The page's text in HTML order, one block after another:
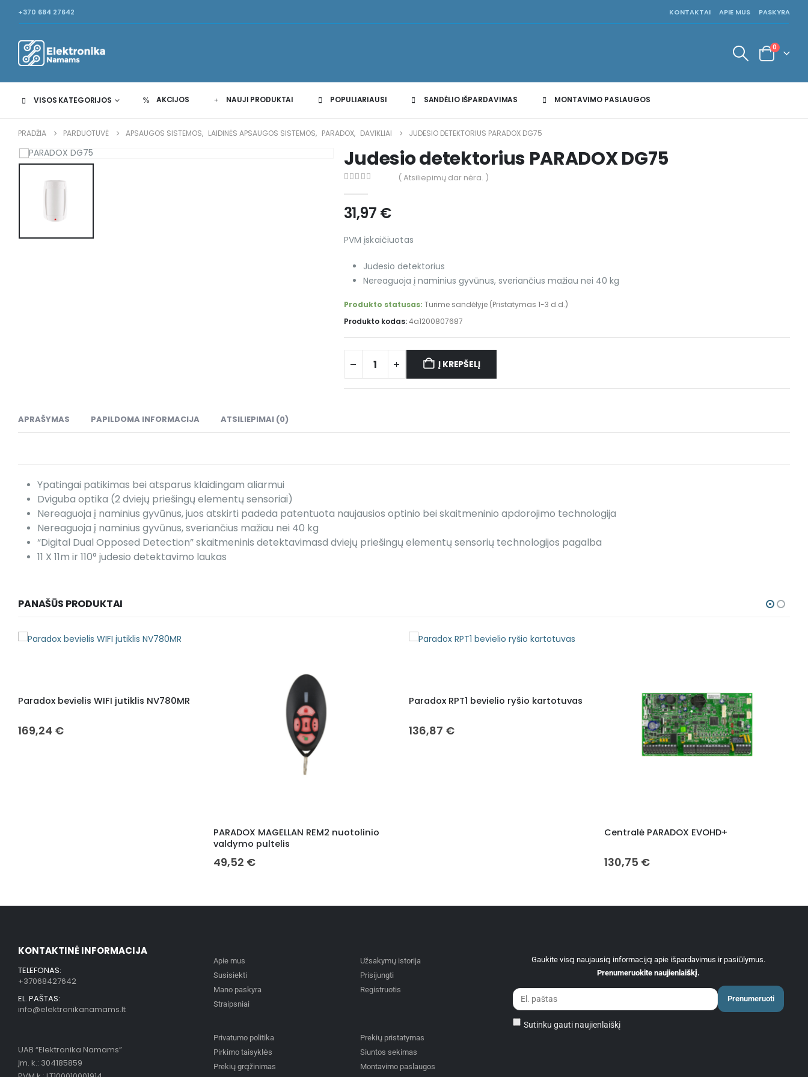
+370 684 27642 KONTAKTAI APIE MUS PASKYRA
0
VISOS KATEGORIJOS AKCIJOS NAUJI PRODUKTAI POPULIARIAUSI SANDĖLIO IŠPARDAVIMAS MONTAVIMO PASLAUGOS
PRADŽIA PARDUOTUVĖ APSAUGOS SISTEMOS, LAIDINĖS APSAUGOS SISTEMOS, PARADOX, DAVIKLIAI JUDESIO DETEKTORIUS PARADOX DG75
Judesio detektorius PARADOX DG75
( Atsiliepimų dar nėra. )
31,97 €
PVM įskaičiuotas
Judesio detektorius
Nereaguoja į naminius gyvūnus, sveriančius mažiau nei 40 kg
Produkto statusas: Turime sandėlyje (Pristatymas 1-3 d.d.)
Produkto kodas:4a1200807687
Į KREPŠELĮ
Alternative:
APRAŠYMAS PAPILDOMA INFORMACIJA ATSILIEPIMAI (0)
Ypatingai patikimas bei atsparus klaidingam aliarmui
Dviguba optika (2 dviejų priešingų elementų sensoriai)
Nereaguoja į naminius gyvūnus, juos atskirti padeda patentuota naujausios optinio bei skaitmeninio apdorojimo technologija
Nereaguoja į naminius gyvūnus, sveriančius mažiau nei 40 kg
“Digital Dual Opposed Detection” skaitmeninis detektavimasd dviejų priešingų elementų sensorių technologijos pagalba
11 X 11m ir 110° judesio detektavimo laukas
PANAŠŪS PRODUKTAI
Paradox bevielis WIFI jutiklis NV780MR
169,24 €
PARADOX MAGELLAN REM2 nuotolinio
valdymo pultelis
49,52 €
Paradox RPT1 bevielio ryšio kartotuvas
136,87 €
Centralė PARADOX EVOHD+
130,75 €
KONTAKTINĖ INFORMACIJA
TELEFONAS:
+37068427642
EL. PAŠTAS:
info@elektronikanamams.lt
UAB “Elektronika Namams”
Įm. k.: 304185859
Apie mus
Susisiekti
Mano paskyra
Straipsniai
Užsakymų istorija
Prisijungti
Registruotis
Privatumo politika
Pirkimo taisyklės
Prekių grąžinimas
Prekių pristatymas
Siuntos sekimas
Montavimo paslaugos
Gaukite visą naujausią informaciją apie išpardavimus ir pasiūlymus.
Prenumeruokite naujienlaiškį.
Prenumeruoti
Sutinku gauti naujienlaiškį